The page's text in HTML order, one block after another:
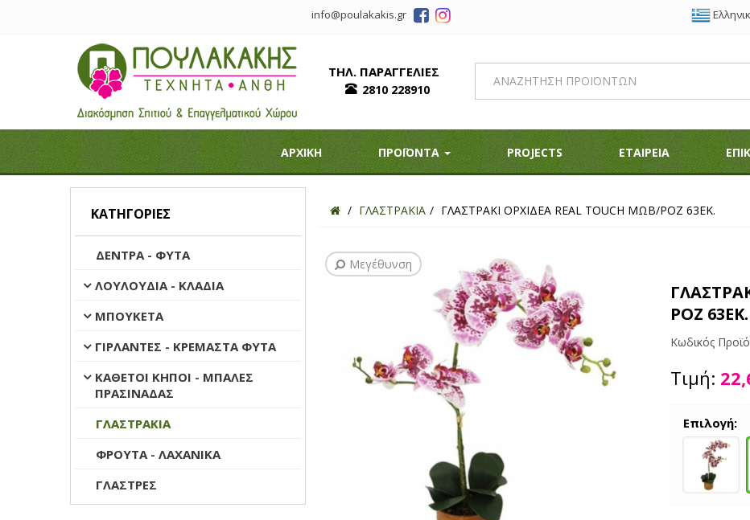
info@poulakakis.gr
ΤΗΛ. ΠΑΡΑΓΓΕΛΙΕΣ
2810 228910
ΑΡΧΙΚΗ ΠΡΟΪΟΝΤΑ PROJECTS ΕΤΑΙΡΕΙΑ
ΚΑΤΗΓΟΡΊΕΣ
ΔΕΝΤΡΑ - ΦΥΤΑ
ΛΟΥΛΟΥΔΙΑ - ΚΛΑΔΙΑ
ΜΠΟΥΚΕΤΑ
ΓΙΡΛΑΝΤΕΣ - ΚΡΕΜΑΣΤΑ ΦΥΤΑ
ΚΑΘΕΤΟΙ ΚΗΠΟΙ - ΜΠΑΛΕΣ
ΠΡΑΣΙΝΑΔΑΣ
ΓΛΑΣΤΡΑΚΙΑ
ΦΡΟΥΤΑ - ΛΑΧΑΝΙΚΑ
ΓΛΑΣΤΡΕΣ
ΓΛΑΣΤΡΑΚΙΑ ΓΛΑΣΤΡΑΚΙ ΟΡΧΙΔΕΑ REAL TOUCH ΜΩΒ/ΡΟΖ 63ΕΚ.
Μεγέθυνση
ΡΟΖ 63ΕΚ.
Κωδικός
Τιμή:
Επιλογή: